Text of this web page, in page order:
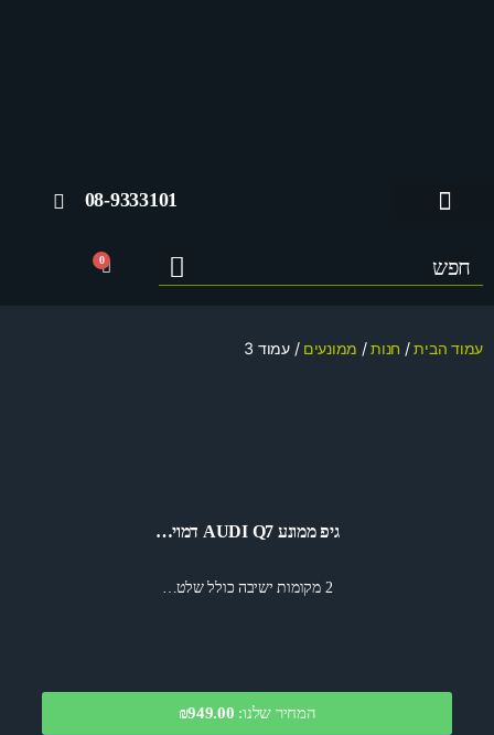
08-9333101
0
עמוד הבית/ חנות/ ממונעים / עמוד 3
גיפ ממונע AUDI Q7 דמוי…
2 מקומות ישיבה כולל שלט…
המחיר שלנו: ₪949.00